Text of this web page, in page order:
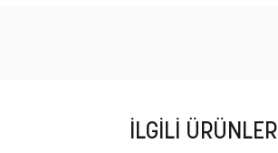
İLGILI ÜRÜNLER